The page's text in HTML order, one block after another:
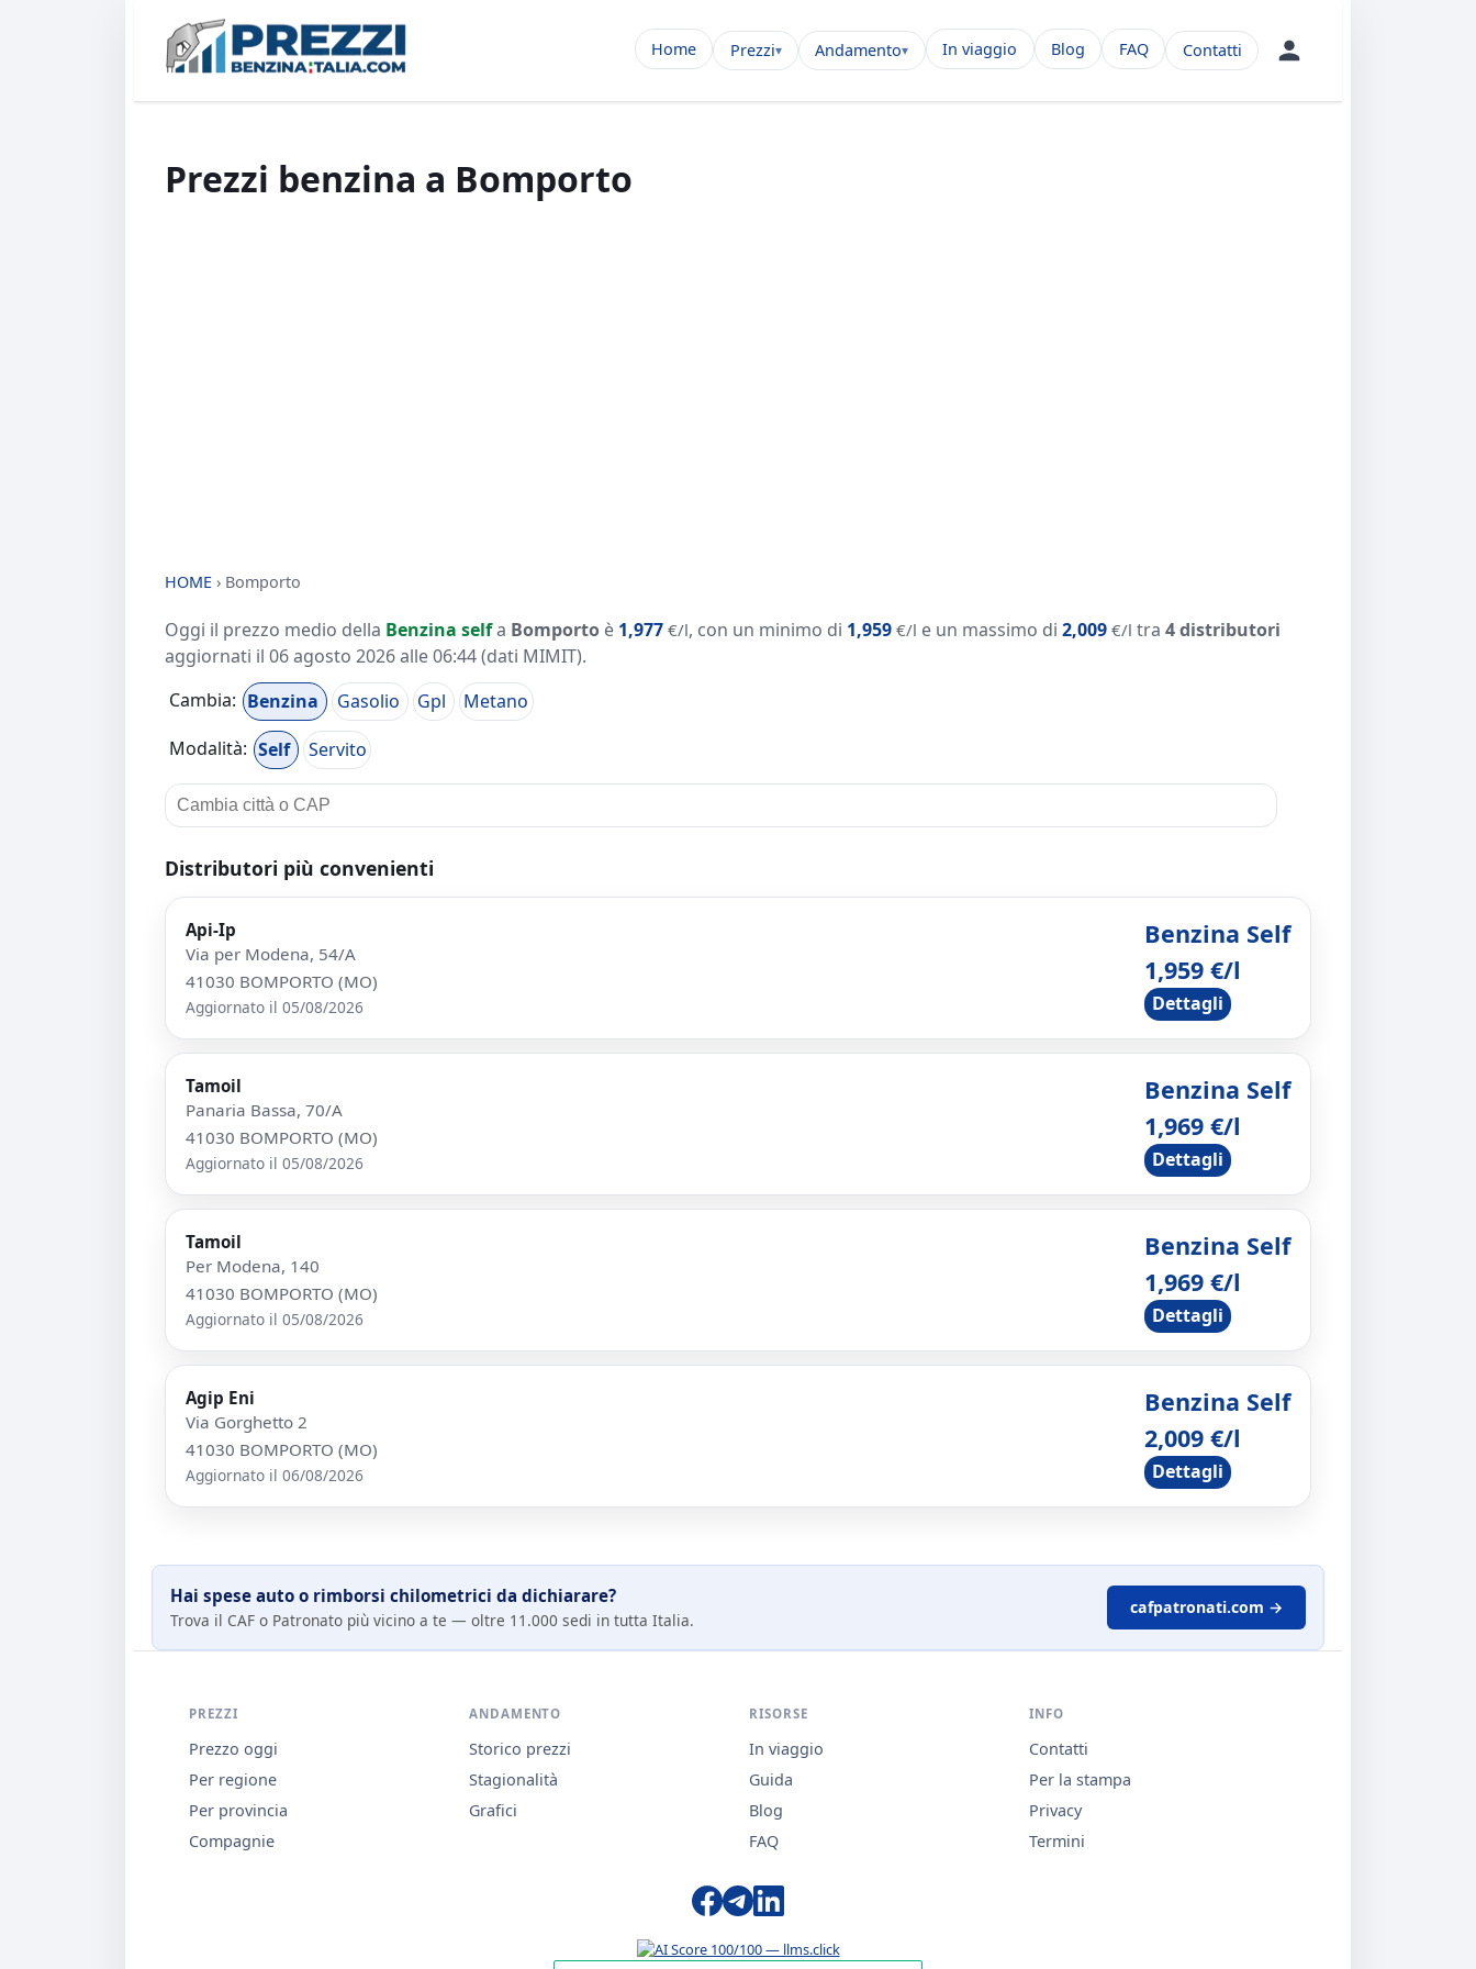
Home Prezzi Andamento In viaggio Blog FAQ Contatti
Prezzi benzina a Bomporto
HOME › Bomporto
Oggi il prezzo medio della Benzina selfa Bomporto è 1,977 €/l, con un minimo di 1,959 €/l e un massimo di 2,009 €/l tra 4 distributori
aggiornati il 06 agosto 2026 alle 06:44(dati MIMIT).
Cambia: Benzina Gasolio Gpl
Metano
Modalità: Self Servito
Distributori più convenienti
Api-Ip
Via per Modena, 54/A
41030 BOMPORTO (MO)
Aggiornato il 05/08/2026
Benzina Self
1,959 €/l
Dettagli
Tamoil
Panaria Bassa, 70/A
41030 BOMPORTO (MO)
Aggiornato il 05/08/2026
Benzina Self
1,969 €/l
Dettagli
Tamoil
Per Modena, 140
41030 BOMPORTO (MO)
Aggiornato il 05/08/2026
Benzina Self
1,969 €/l
Dettagli
Agip Eni
Via Gorghetto 2
41030 BOMPORTO (MO)
Aggiornato il 06/08/2026
Benzina Self
2,009 €/l
Dettagli
Hai spese auto o rimborsi chilometrici da dichiarare?
Trova il CAF o Patronato più vicino a te — oltre 11.000 sedi in tutta Italia.
cafpatronati.com →
PREZZI
Prezzo oggi
Per regione
Per provincia
Compagnie
ANDAMENTO
Storico prezzi
Stagionalità
Grafici
RISORSE
In viaggio
Guida
Blog
FAQ
INFO
Contatti
Per la stampa
Privacy
Termini